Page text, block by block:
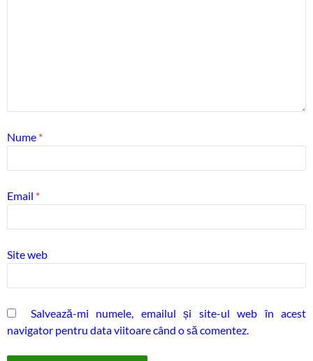
Nume *
Email *
Site web
Salvează-mi numele, emailul și site-ul web în acest
navigator pentru data viitoare când o să comentez.